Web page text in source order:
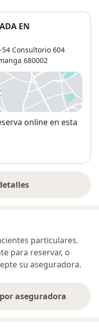
EN
54 Consultorio 604
680002
en una nueva
online en esta
la dirección
particulares.
para reservar, o
su aseguradora.
aseguradora